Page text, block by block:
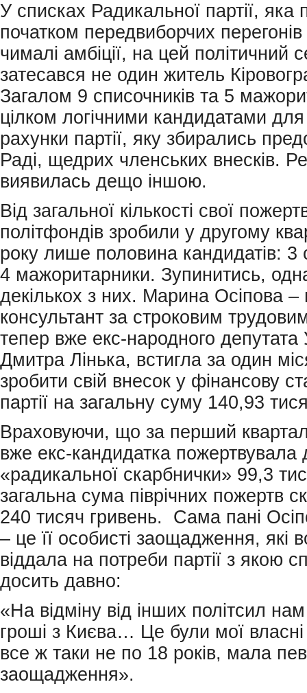
У списках Радикальної партії, яка
початком передвиборчих
чималі амбіції, на цей політичний
затесався не один житель
Загалом 9 списочників та 5
цілком логічними кандидатами
рахунки партії, яку збирались
Раді, щедрих членських внесків.
виявилась дещо іншою.
Від загальної кількості свої
політфондів зробили у другому
року лише половина кандидатів: 3
4 мажоритарники. Зупинитись,
декількох з них. Марина Осіпова –
консультант за строковим
тепер вже екс-народного депутата
Дмитра Лінька, встигла за один
зробити свій внесок у фінансову
партії на загальну суму 140,93
Враховуючи, що за перший
вже екс-кандидатка пожертвувала
«радикальної скарбнички» 99,3
загальна сума піврічних пожертв
240 тисяч гривень. Сама пані
– це її особисті заощадження, які
віддала на потреби партії з якою
досить давно:
«На відміну від інших політсил
гроші з Києва… Це були мої
все ж таки не по 18 років, мала
заощадження».